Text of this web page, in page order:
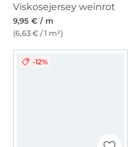
Viskosejersey weinrot
9,95 € / m
(6,63 € / 1 m²)
-12%